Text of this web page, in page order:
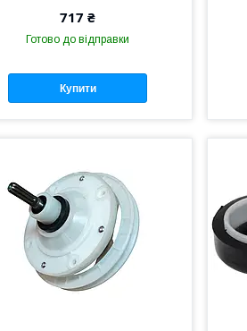
717 ₴
Готово до відправки
Купити